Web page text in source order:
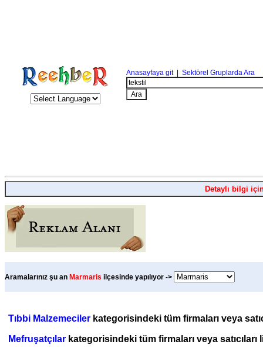
Anasayfaya git| Sektörel Gruplarda Ara
Detaylı bilgi
Aramalarınız şu an Marmaris ilçesinde yapılıyor ->
Tıbbi Malzemeciler kategorisindeki tüm firmaları veya
Mefruşatçılar kategorisindeki tüm firmaları veya